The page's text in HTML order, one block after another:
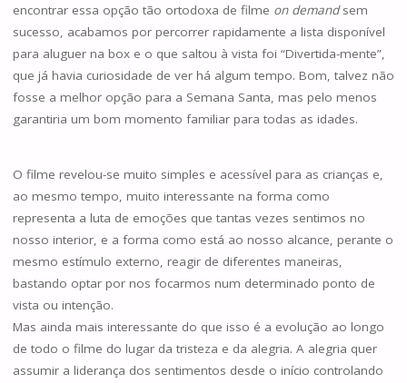
encontrar essa opção tão ortodoxa de filme on demandsem
sucesso, acabamos por percorrer rapidamente a lista disponível
para aluguer na box e o que saltou à vista foi “Divertida-mente”,
que já havia curiosidade de ver há algum tempo. Bom, talvez não
fosse a melhor opção para a Semana Santa, mas pelo menos
garantiria um bom momento familiar para todas as idades.
O filme revelou-se muito simples e acessível para as crianças e,
ao mesmo tempo, muito interessante na forma como
representa a luta de emoções que tantas vezes sentimos no
nosso interior, e a forma como está ao nosso alcance, perante o
mesmo estímulo externo, reagir de diferentes maneiras,
bastando optar por nos focarmos num determinado ponto de
vista ou intenção.
Mas ainda mais interessante do que isso é a evolução ao longo
de todo o filme do lugar da tristeza e da alegria. A alegria quer
assumir a liderança dos sentimentos desde o início controlando